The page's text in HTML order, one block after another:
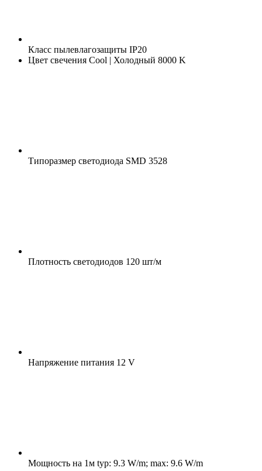
Класс пылевлагозащиты IP20
Цвет свечения Cool | Холодный 8000 K
Типоразмер светодиода SMD 3528
Плотность светодиодов 120 шт/м
Напряжение питания 12 V
Мощность на 1м typ: 9.3 W/m; max: 9.6 W/m